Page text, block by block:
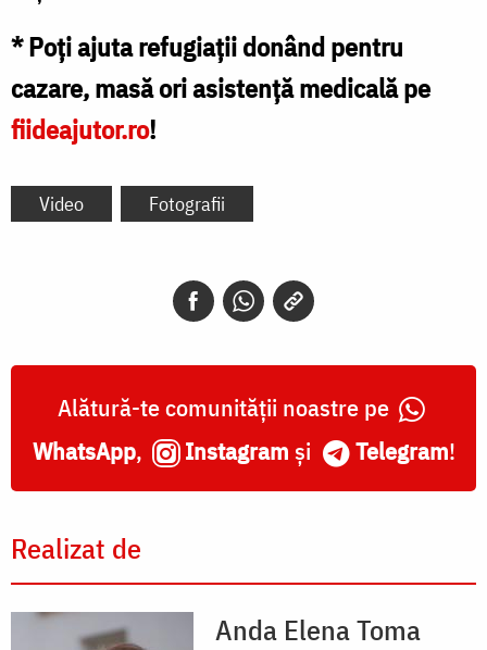
* Poți ajuta refugiații donând pentru
cazare, masă ori asistență medicală pe
fiideajutor.ro!
Video Fotografii
Alătură-te comunității noastre pe
WhatsApp, Instagram și Telegram!
Realizat de
Anda Elena Toma